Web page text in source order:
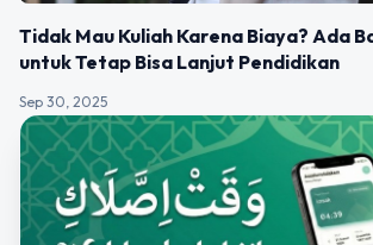
Tidak Mau Kuliah Karena Biaya? Ada
untuk Tetap Bisa Lanjut Pendidikan
Sep 30, 2025